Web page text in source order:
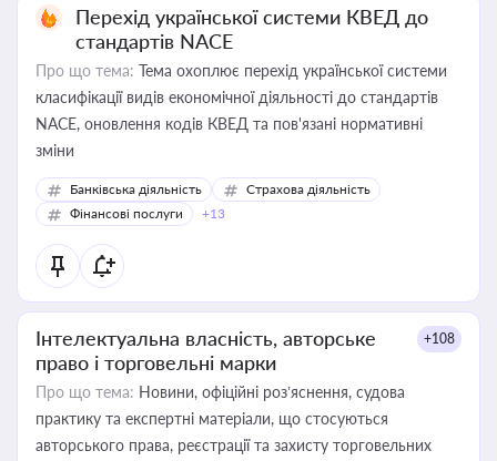
Перехід української системи КВЕД до
стандартів NACE
Про що тема: Тема охоплює перехід української системи
класифікації видів економічної діяльності до стандартів
NACE, оновлення кодів КВЕД та пов'язані нормативні
зміни
Банківська діяльність
Страхова діяльність
Фінансові послуги
+13
Інтелектуальна власність, авторське
право і торговельні марки
+108
Про що тема: Новини, офіційні роз’яснення, судова
практику та експертні матеріали, що стосуються
авторського права, реєстрації та захисту торговельних